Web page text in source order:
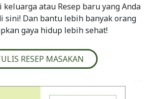
keluarga atau Resep baru yang Anda
sini! Dan bantu lebih banyak orang
gaya hidup lebih sehat!
RESEP MASAKAN